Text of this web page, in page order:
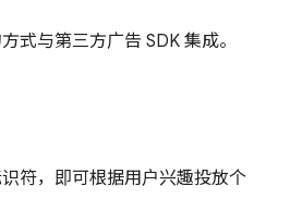
式与第三方广告 SDK 集成。
符，即可根据用户兴趣投放个